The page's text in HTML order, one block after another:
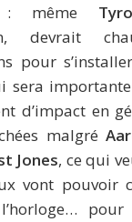
: même
devrait
pour
sera
d’impact en
malgré
Jones, ce qui
vont pouvoir
pour